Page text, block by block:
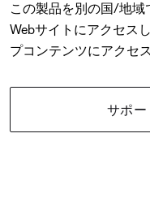
この製品を別の国/地
Webサイトにアクセス
プコンテンツにアクセ
サポ